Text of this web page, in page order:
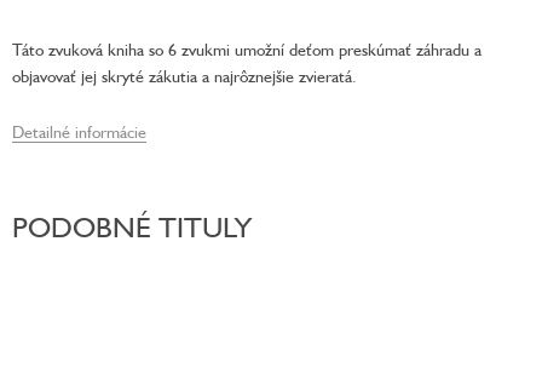
Táto zvuková kniha so 6 zvukmi umožní deťom preskúmať záhradu a
objavovať jej skryté zákutia a najrôznejšie zvieratá.
Detailné informácie
PODOBNÉ TITULY